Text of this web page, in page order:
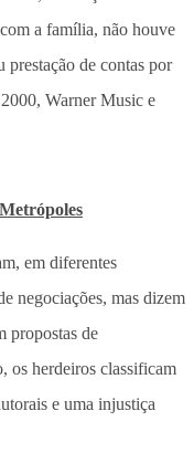
a família, não houve
prestação de contas por
Warner Music e
Metrópoles
em diferentes
negociações, mas dizem
propostas de
os herdeiros classificam
e uma injustiça